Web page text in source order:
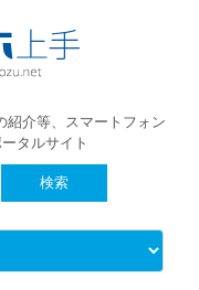
紹介等、スマートフォン
タルサイト
content